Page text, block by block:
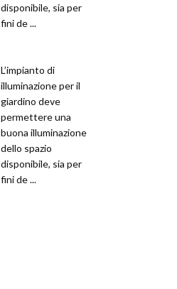
disponibile, sia per
fini de ...
L’impianto di
illuminazione per il
giardino deve
permettere una
buona illuminazione
dello spazio
disponibile, sia per
fini de ...